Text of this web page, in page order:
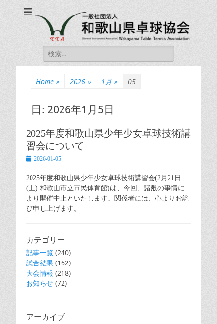
一般社団法人和歌山
県卓球協会
Wakayama Table
Tennis Association
一般社団法人和歌山県卓球協会 公式ホームページ
Search
for:
Home » 2026 » 1月 » 05
日: 2026年1月5日
2025年度和歌山県少年少女卓球技術講
習会について
Posted2026-01-05
2025年度和歌山県少年少女卓球技術講習会(2月21日
(土) 和歌山市立市民体育館)は、今回、諸般の事情に
より開催中止といたします。関係者には、心よりお詫
び申し上げます。
カテゴリー
記事一覧 (240)
試合結果 (162)
大会情報 (218)
お知らせ (72)
アーカイブ